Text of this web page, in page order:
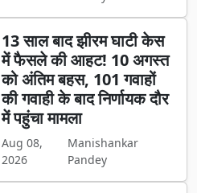
13 साल बाद झीरम घाटी केस
में फैसले की आहट! 10 अगस्त
को अंतिम बहस, 101 गवाहों
की गवाही के बाद निर्णायक दौर
में पहुंचा मामला
Aug 08,
2026
Manishankar
Pandey